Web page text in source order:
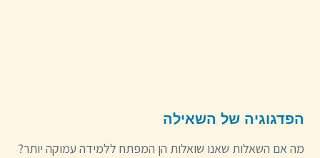
הפדגוגיה של השאילה
מה אם השאלות שאנו שואלות הן המפתח ללמידה עמוקה יותר?